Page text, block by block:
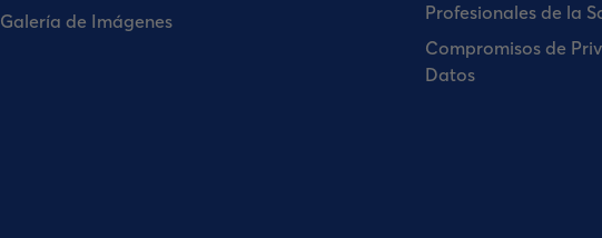
Galería de Imágenes
Profesionales de la
Compromisos de
Datos